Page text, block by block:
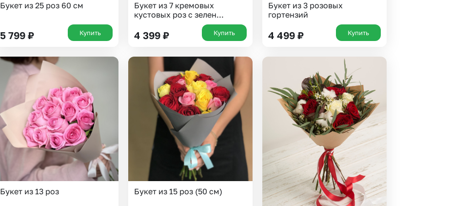
Букет из 25 роз 60 см
5 799 ₽ Купить
Букет из 7 кремовых
кустовых роз с зелен...
4 399 ₽ Купить
Букет из 3 розовых
гортензий
4 499 ₽ Купить
Букет из 13 роз Букет из 15 роз (50 см)